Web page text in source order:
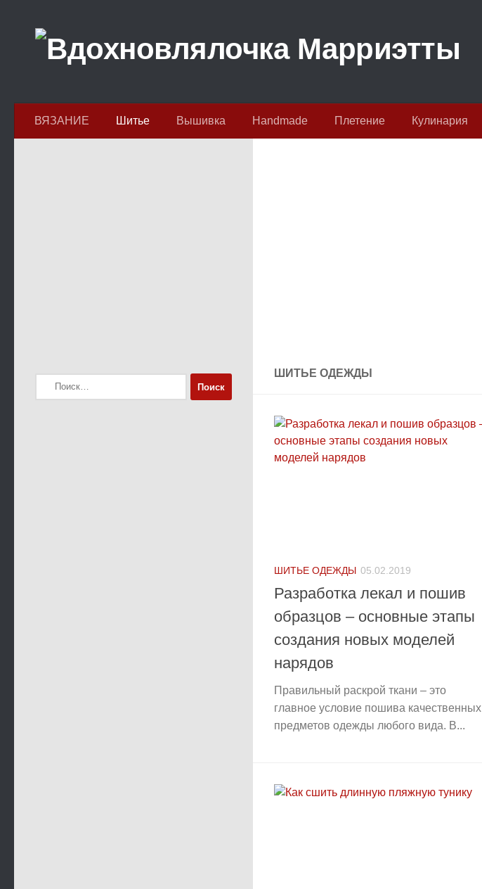
ВЯЗАНИЕ Шитье Вышивка Handmade Плетение Кулинария
ШИТЬЕ ОДЕЖДЫ
ШИТЬЕ ОДЕЖДЫ 05.02.2019
Разработка лекал и пошив
образцов – основные этапы
создания новых моделей
нарядов
Правильный раскрой ткани – это
главное условие пошива качественных
предметов одежды любого вида. В...
Найти: